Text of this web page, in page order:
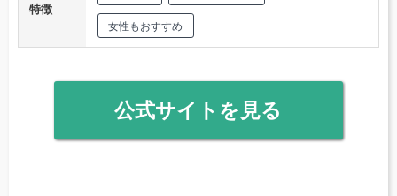
特徴
女性もおすすめ
公式サイトを見る